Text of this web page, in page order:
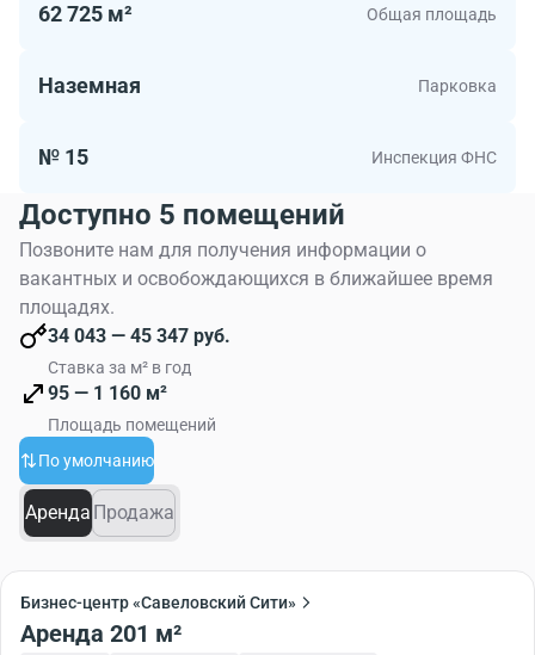
Бизнес-центр имеет удобную локацию. Рядом
минутах ходьбы от м. «Дмитровская».
62 725 м² Общая площадь
Наземная Парковка
№ 15 Инспекция ФНС
Доступно 5 помещений
Позвоните нам для получения информации о
вакантных и освобождающихся в ближайшее время
площадях.
34 043 — 45 347 руб.
Ставка за м² в год
95 — 1 160 м²
Площадь помещений
По умолчанию
Аренда Продажа
Бизнес-центр «Савеловский Сити»
Аренда 201 м²